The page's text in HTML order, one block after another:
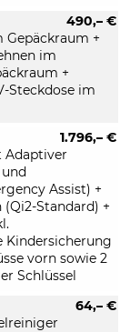
490,– €
Gepäckraum +
im
+
Steckdose im
1.796,– €
Adaptiver
Assist) +
Standard) +
vorn sowie 2
Schlüssel
64,– €